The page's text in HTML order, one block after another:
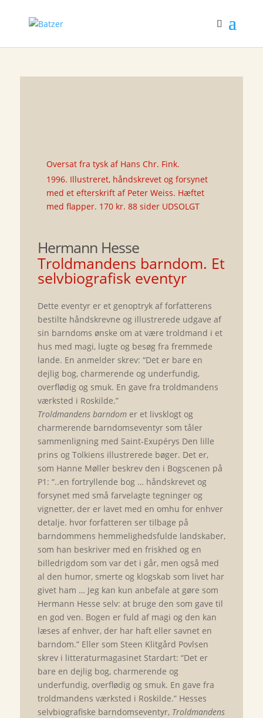
Oversat fra tysk af Hans Chr. Fink.
1996. Illustreret, håndskrevet og forsynet
med et efterskrift af Peter Weiss. Hæftet
med flapper. 170 kr. 88 sider UDSOLGT
Hermann Hesse
Troldmandens barndom. Et
selvbiografisk eventyr
Dette eventyr er et genoptryk af forfatterens
bestilte håndskrevne og illustrerede udgave af
sin barndoms ønske om at være troldmand i et
hus med magi, lugte og besøg fra fremmede
lande. En anmelder skrev: “Det er bare en
dejlig bog, charmerende og underfundig,
overflødig og smuk. En gave fra troldmandens
værksted i Roskilde.”
Troldmandens barndomer et livsklogt og
charmerende barndomseventyr som tåler
sammenligning med Saint-Exupérys Den lille
prins og Tolkiens illustrerede bøger. Det er,
som Hanne Møller beskrev den i Bogscenen på
P1: “..en fortryllende bog … håndskrevet og
forsynet med små farvelagte tegninger og
vignetter, der er lavet med en omhu for enhver
detalje. hvor forfatteren ser tilbage på
barndommens hemmelighedsfulde landskaber,
som han beskriver med en friskhed og en
billedrigdom som var det i går, men også med
al den humor, smerte og klogskab som livet har
givet ham … Jeg kan kun anbefale at gøre som
Hermann Hesse selv: at bruge den som gave til
en god ven. Bogen er fuld af magi og den kan
læses af enhver, der har haft eller savnet en
barndom.” Eller som Steen Klitgård Povlsen
skrev i litteraturmagasinet Stardart: “Det er
bare en dejlig bog, charmerende og
underfundig, overflødig og smuk. En gave fra
troldmandens værksted i Roskilde.” Hesses
selvbiografiske barndomseventyr, Troldmandens